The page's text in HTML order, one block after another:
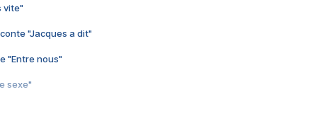
vite"
"Jacques a dit"
"Entre nous"
sexe"